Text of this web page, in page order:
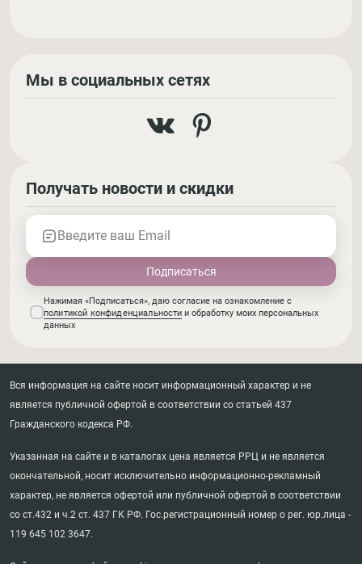
Мы в социальных сетях
Получать новости и скидки
Введите ваш Email
Нажимая «Подписаться», даю согласие на ознакомление с
политикой конфиденциальности и обработку моих персональных
данных
Вся информация на сайте носит информационный характер и не
является публичной офертой в соответствии со статьей 437
Гражданского кодекса РФ.
Указанная на сайте и в каталогах цена является РРЦ и не является
окончательной, носит исключительно информационно-рекламный
характер, не является офертой или публичной офертой в соответствии
со ст.432 и ч.2 ст. 437 ГК РФ. Гос.регистрационный номер о рег. юр.лица -
119 645 102 3647.